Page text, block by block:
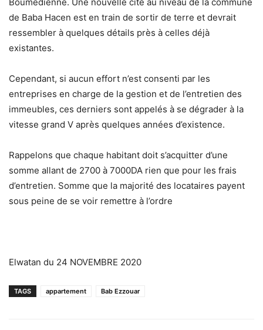
de Baba Hacen est en train de sortir de terre et devrait
ressembler à quelques détails près à celles déjà
existantes.
Cependant, si aucun effort n’est consenti par les
entreprises en charge de la gestion et de l’entretien des
immeubles, ces derniers sont appelés à se dégrader à la
vitesse grand V après quelques années d’existence.
Rappelons que chaque habitant doit s’acquitter d’une
somme allant de 2700 à 7000DA rien que pour les frais
d’entretien. Somme que la majorité des locataires payent
sous peine de se voir remettre à l’ordre
Elwatan du 24 NOVEMBRE 2020
TAGS appartement Bab Ezzouar